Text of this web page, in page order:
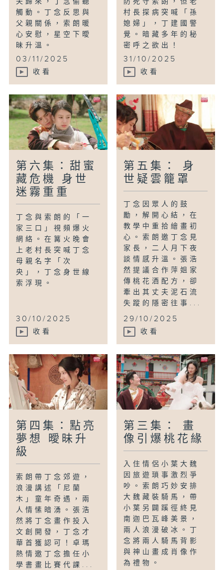
觸動。丁念反思與
父親關係，索朗暖
心安慰，星空下曖
昧升溫。
03/11/2025
收看
村長探病突喊「孫
媳婦」，丁建國警
覺。暗藏多年的秘
密呼之欲出！
31/10/2025
收看
第六集：甜蜜
藏危機 身世
迷霧重重
丁念與索朗的「一
家三口」視頻爆火
網絡。在篝火晚會
上老村長突喊丁念
母親名字「次
央」，丁念身世線
索浮現。
30/10/2025
收看
第五集： 身
世疑雲籠罩
丁念因眾人的鼓
勵，解開心結，在
教學中重拾繪畫初
心。索朗邀丁念見
家長，二人月下夜
談情感升溫。張浩
然提議合作萍姐家
傳桃花酒配方，卻
牽出其丈夫泥石流
失蹤的隱密往事...
29/10/2025
收看
第四集：點亮
夢想 曖昧升
級
索朗帶丁念郊遊，
浪漫講述「尼蘭
木」童年奇遇，兩
人情愫暗湧。張浩
然將丁念畫作投入
文創開發，丁念才
華首獲認可！卓瑪
熱情邀丁念擔任小
學書畫比賽代課...
第三集： 畫
像引爆桃花緣
入住情侶小葉大魏
因旅遊瑣事激烈爭
吵。索朗巧妙安排
大魏藏裝騎馬，帶
小葉另闢蹊徑終見
南迦巴瓦峰美景，
兩人浪漫破冰。丁
念將兩人騎馬背影
與神山畫成肖像作
為禮物。